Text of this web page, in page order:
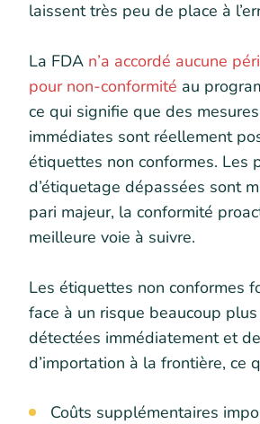
laissent très peu de place à
La FDA n’a accordé aucune
pour non-conformité au
ce qui signifie que des
immédiates sont réellement
étiquettes non conformes. Les
d’étiquetage dépassées sont
pari majeur, la conformité
meilleure voie à suivre.
Les étiquettes non conformes
face à un risque beaucoup plus
détectées immédiatement et
d’importation à la frontière, ce
Coûts supplémentaires